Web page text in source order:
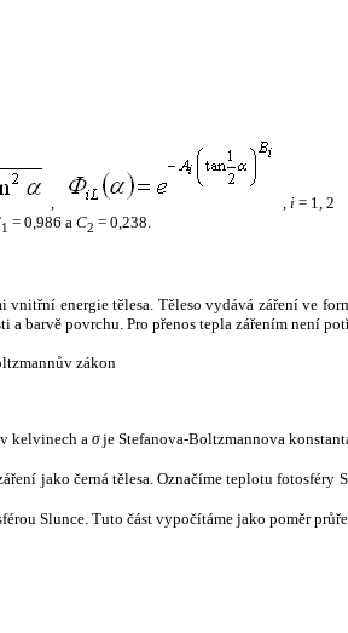
, , i = 1, 2
1 = 0,986 a C2 = 0,238.
vnitřní energie tělesa. Těleso vydává záření ve
a barvě povrchu. Pro přenos tepla zářením není
zákon
kelvinech a σje Stefanova-Boltzmannova
jako černá tělesa. Označíme teplotu fotosféry
Slunce. Tuto část vypočítáme jako poměr